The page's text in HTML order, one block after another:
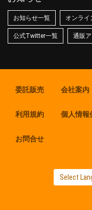
お知らせ一覧 オンライ
公式Twitter一覧 通販
委託販売 会社案内
利用規約 個人情報
お問合せ